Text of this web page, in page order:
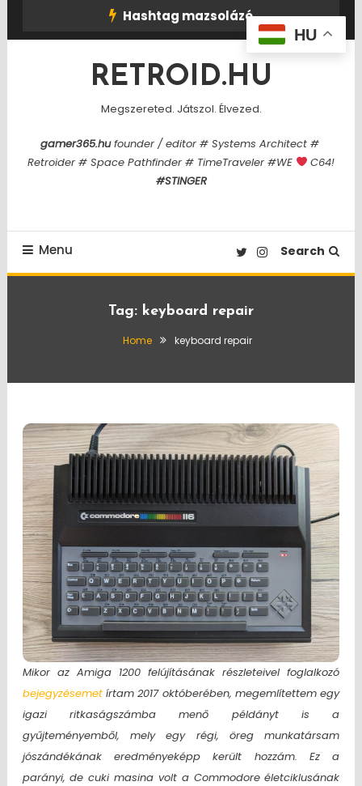
Hashtag mazsolázó
RETROID.HU
Megszereted. Játszol. Élvezed.
gamer365.hufounder / editor # Systems Architect #
Retroider # Space Pathfinder # TimeTraveler #WE
C64!
#STINGER
Menu Search
Tag: keyboard repair
Home keyboard repair
Mikor az Amiga 1200 felújításának részleteivel foglalkozó
bejegyzésemetírtam 2017 októberében, megemlítettem egy
igazi ritkaságszámba menő példányt is a
gyűjteményemből, mely egy régi, öreg munkatársam
jószándékának eredményeképp került hozzám. Ez a
parányi, de cuki masina volt a Commodore életciklusának
HU